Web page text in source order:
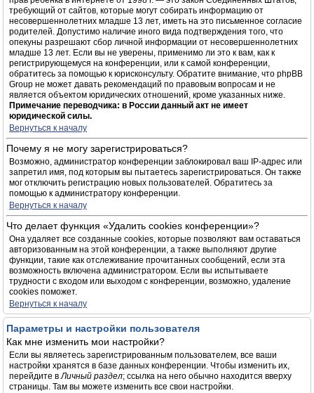
требующий от сайтов, которые могут собирать информацию от
несовершеннолетних младше 13 лет, иметь на это письменное согласие
родителей. Допустимо наличие иного вида подтверждения того, что
опекуны разрешают сбор личной информации от несовершеннолетних
младше 13 лет. Если вы не уверены, применимо ли это к вам, как к
регистрирующемуся на конференции, или к самой конференции,
обратитесь за помощью к юрисконсульту. Обратите внимание, что phpBB
Group не может давать рекомендаций по правовым вопросам и не
является объектом юридических отношений, кроме указанных ниже.
Примечание переводчика: в России данный акт не имеет
юридической силы.
Вернуться к началу
Почему я не могу зарегистрироваться?
Возможно, администратор конференции заблокировал ваш IP-адрес или
запретил имя, под которым вы пытаетесь зарегистрироваться. Он также
мог отключить регистрацию новых пользователей. Обратитесь за
помощью к администратору конференции.
Вернуться к началу
Что делает функция «Удалить cookies конференции»?
Она удаляет все созданные cookies, которые позволяют вам оставаться
авторизованным на этой конференции, а также выполняют другие
функции, такие как отслеживание прочитанных сообщений, если эта
возможность включена администратором. Если вы испытываете
трудности с входом или выходом с конференции, возможно, удаление
cookies поможет.
Вернуться к началу
Параметры и настройки пользователя
Как мне изменить мои настройки?
Если вы являетесь зарегистрированным пользователем, все ваши
настройки хранятся в базе данных конференции. Чтобы изменить их,
перейдите вЛичный раздел; ссылка на него обычно находится вверху
страницы. Там вы можете изменить все свои настройки.